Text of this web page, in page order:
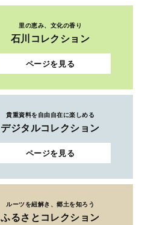
里の恵み、文化の香り
石川コレクション
ページを見る
貴重資料を自由自在に楽しめる
デジタルコレクション
ページを見る
ルーツを紐解き、郷土を知ろう
ふるさとコレクション